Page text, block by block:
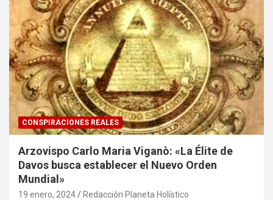
CONSPIRACIONES REALES
Arzovispo Carlo Maria Viganò: «La Élite de
Davos busca establecer el Nuevo Orden
Mundial»
19 enero, 2024 Redacción Planeta Holístico